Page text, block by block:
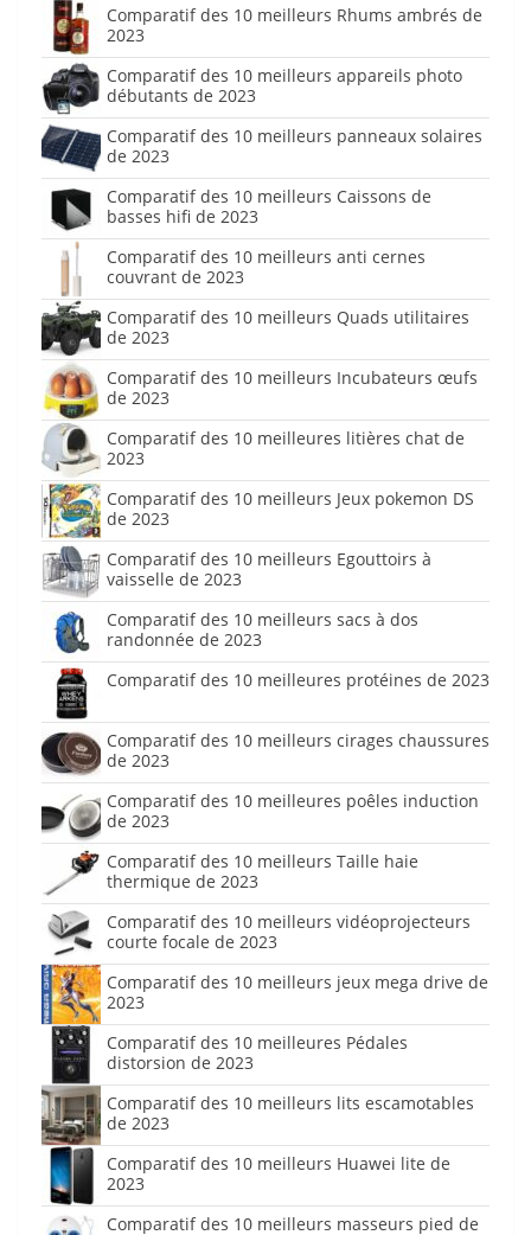
Comparatif des 10 meilleurs Rhums ambrés de
2023
Comparatif des 10 meilleurs appareils photo
débutants de 2023
Comparatif des 10 meilleurs panneaux solaires
de 2023
Comparatif des 10 meilleurs Caissons de
basses hifi de 2023
Comparatif des 10 meilleurs anti cernes
couvrant de 2023
Comparatif des 10 meilleurs Quads utilitaires
de 2023
Comparatif des 10 meilleurs Incubateurs œufs
de 2023
Comparatif des 10 meilleures litières chat de
2023
Comparatif des 10 meilleurs Jeux pokemon DS
de 2023
Comparatif des 10 meilleurs Egouttoirs à
vaisselle de 2023
Comparatif des 10 meilleurs sacs à dos
randonnée de 2023
Comparatif des 10 meilleures protéines de 2023
Comparatif des 10 meilleurs cirages chaussures
de 2023
Comparatif des 10 meilleures poêles induction
de 2023
Comparatif des 10 meilleurs Taille haie
thermique de 2023
Comparatif des 10 meilleurs vidéoprojecteurs
courte focale de 2023
Comparatif des 10 meilleurs jeux mega drive de
2023
Comparatif des 10 meilleures Pédales
distorsion de 2023
Comparatif des 10 meilleurs lits escamotables
de 2023
Comparatif des 10 meilleurs Huawei lite de
2023
Comparatif des 10 meilleurs masseurs pied de